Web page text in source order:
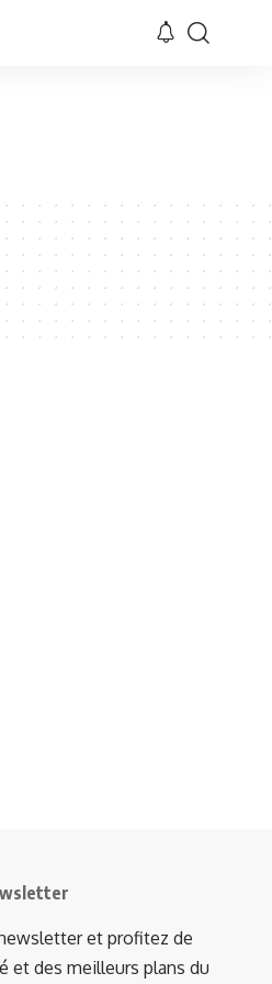
et profitez de
et des meilleurs plans du